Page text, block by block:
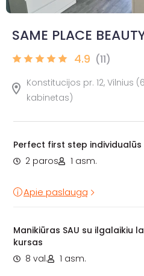
SAME PLACE
4.9 (11)
Konstitucijos pr. 12, Vilnius
kabinetas)
Perfect first step
2 paros
1 asm.
Apie paslaugą
Manikiūras SAU su ilgalaikiu
kursas
8 val.
1 asm.